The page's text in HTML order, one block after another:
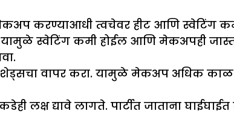
करण्याआधी त्वचेवर हीट आणि स्वेटिंग
स्वेटिंग कमी होईल आणि मेकअपही
वापर करा. यामुळे मेकअप अधिक काळ
लक्ष द्यावे लागते. पार्टीत जाताना